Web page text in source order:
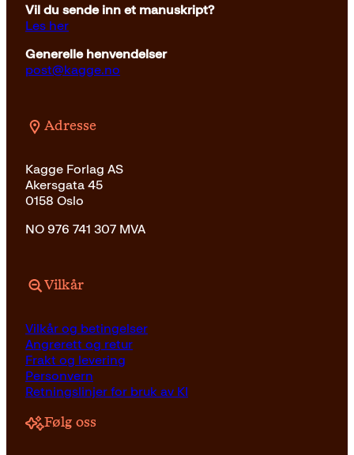
Vil du sende inn et manuskript?
Les her
Generelle henvendelser
post@kagge.no
Adresse
Kagge Forlag AS
Akersgata 45
0158 Oslo
NO 976 741 307 MVA
Vilkår
Vilkår og betingelser
Angrerett og retur
Frakt og levering
Personvern
Retningslinjer for bruk av KI
Følg oss